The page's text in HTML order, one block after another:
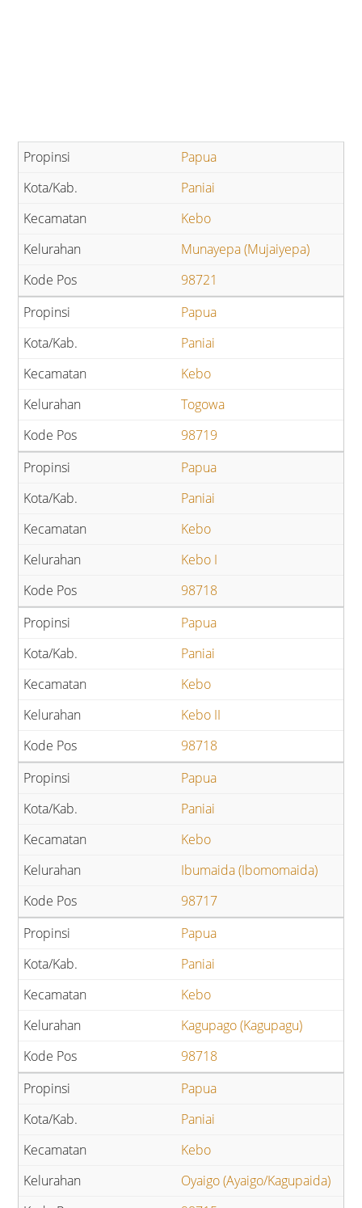
Papua
Paniai
Kebo
Munayepa (Mujaiyepa)
98721
Papua
Paniai
Kebo
Togowa
98719
Papua
Paniai
Kebo
Kebo I
98718
Papua
Paniai
Kebo
Kebo II
98718
Papua
Paniai
Kebo
Ibumaida (Ibomomaida)
98717
Papua
Paniai
Kebo
Kagupago (Kagupagu)
98718
Papua
Paniai
Kebo
Oyaigo (Ayaigo/Kagupaida)